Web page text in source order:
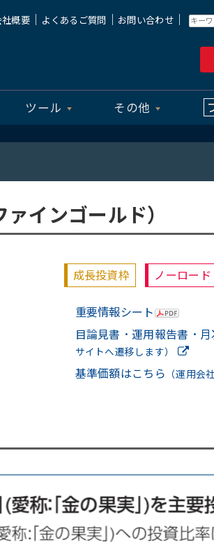
社概要 よくあるご質問 お問い合わせ｜
ツール その他
インゴールド）
成長投資枠 ノーロード
重要情報シート
目論見書・運用報告書・
サイトへ遷移します）
基準価額はこちら （運用会